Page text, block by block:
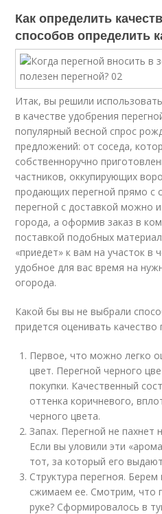
Как определить
способов определить
Итак, вы решили
в качестве удобрения
популярный весной спрос
предложений: от соседа,
собственноручно
частников, оккупирующих
продающих перегной прямо с
перегной с доставкой можно
города, а оформив заказ в
поставкой подобных
«приедет» к вам на участок в
удобное для вас время на
огорода.
Какой бы вы не выбрали
придется оценивать качество
Первое, что можно легко
цвет. Перегной черного
покупки. Качественный
оттенка коричневого,
черного цвета.
Запах. Перегной не
Если вы уловили эти
тот, за который его
Структура перегноя.
сжимаем ее. Смотрим, что
руке? Сформировалось в